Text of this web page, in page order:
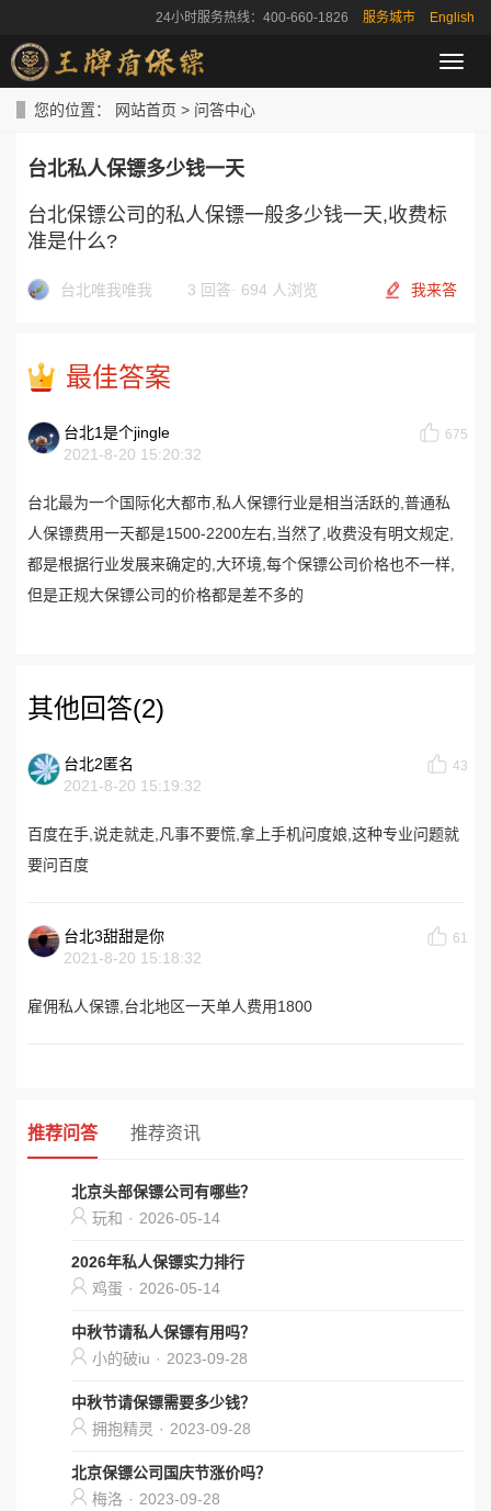
24小时服务热线：400-660-1826 服务城市 English
导
航
您的位置： 网站首页 > 问答中心
台北私人保镖多少钱一天
台北保镖公司的私人保镖一般多少钱一天,收费标
准是什么?
台北唯我唯我 3 回答· 694 人浏览 我来答
最佳答案
台北1是个jingle
2021-8-20 15:20:32
675
台北最为一个国际化大都市,私人保镖行业是相当活跃的,普通私
人保镖费用一天都是1500-2200左右,当然了,收费没有明文规定,
都是根据行业发展来确定的,大环境,每个保镖公司价格也不一样,
但是正规大保镖公司的价格都是差不多的
其他回答(2)
台北2匿名
2021-8-20 15:19:32
43
百度在手,说走就走,凡事不要慌,拿上手机问度娘,这种专业问题就
要问百度
台北3甜甜是你
2021-8-20 15:18:32
61
雇佣私人保镖,台北地区一天单人费用1800
推荐问答 推荐资讯
北京头部保镖公司有哪些？
玩和 · 2026-05-14
2026年私人保镖实力排行
鸡蛋 · 2026-05-14
中秋节请私人保镖有用吗？
小的破iu · 2023-09-28
中秋节请保镖需要多少钱？
拥抱精灵 · 2023-09-28
北京保镖公司国庆节涨价吗？
梅洛 · 2023-09-28